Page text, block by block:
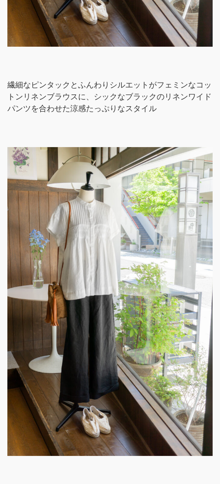
繊細なピンタックとふんわりシルエットがフェミンなコッ
トンリネンブラウスに、シックなブラックのリネンワイド
パンツを合わせた涼感たっぷりなスタイル